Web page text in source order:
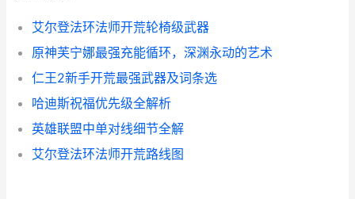
艾尔登法环法师开荒轮椅级武器
原神芙宁娜最强充能循环，深渊永动的艺术
仁王2新手开荒最强武器及词条选
哈迪斯祝福优先级全解析
英雄联盟中单对线细节全解
艾尔登法环法师开荒路线图